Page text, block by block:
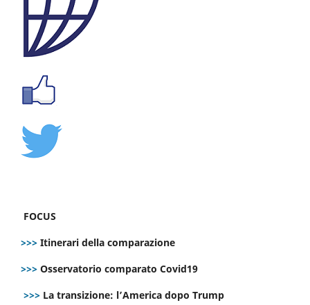
FOCUS
>>> Itinerari della comparazione
>>> Osservatorio comparato Covid19
>>> La transizione: l’America dopo Trump